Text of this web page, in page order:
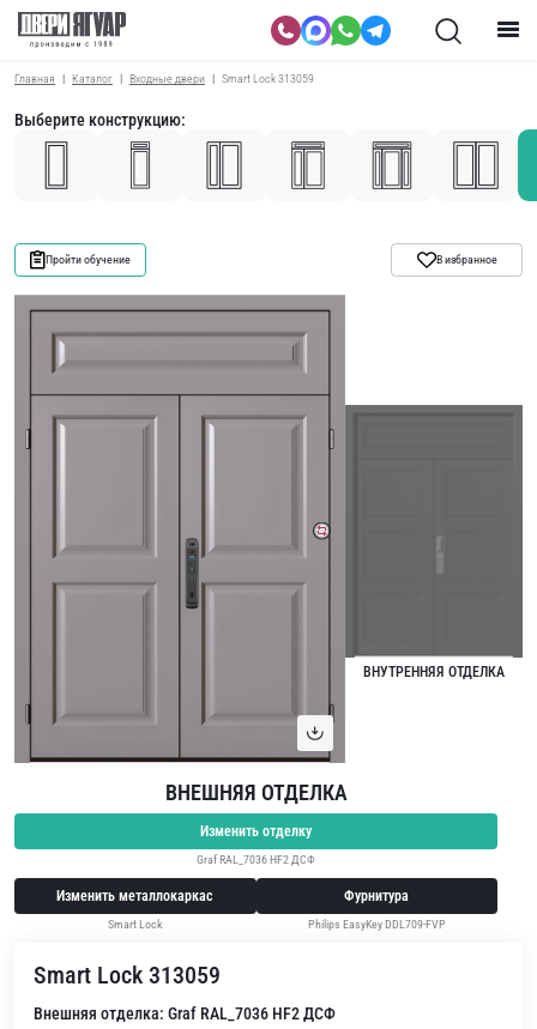
Главная Каталог Входные двери Smart Lock 313059
Выберите конструкцию:
Пройти обучение В избранное
ВНУТРЕННЯЯ ОТДЕЛКА
ВНЕШНЯЯ ОТДЕЛКА
Изменить отделку
Graf RAL_7036 HF2 ДСФ
Изменить металлокаркас
Smart Lock
Фурнитура
Philips EasyKey DDL709-FVP
Smart Lock 313059
Внешняя отделка: Graf RAL_7036 HF2 ДСФ